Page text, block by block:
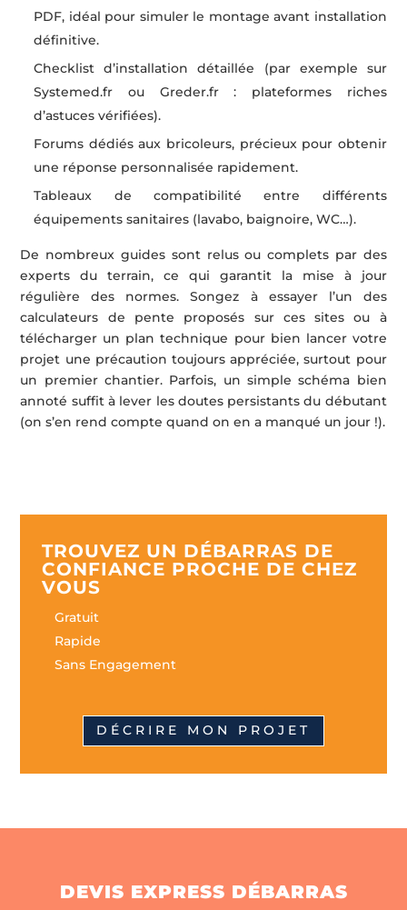
PDF, idéal pour simuler le montage avant installation
définitive.
Checklist d’installation détaillée (par exemple sur
Systemed.fr ou Greder.fr : plateformes riches
d’astuces vérifiées).
Forums dédiés aux bricoleurs, précieux pour obtenir
une réponse personnalisée rapidement.
Tableaux de compatibilité entre différents
équipements sanitaires (lavabo, baignoire, WC…).
De nombreux guides sont relus ou complets par des
experts du terrain, ce qui garantit la mise à jour
régulière des normes. Songez à essayer l’un des
calculateurs de pente proposés sur ces sites ou à
télécharger un plan technique pour bien lancer votre
projet une précaution toujours appréciée, surtout pour
un premier chantier. Parfois, un simple schéma bien
annoté suffit à lever les doutes persistants du débutant
(on s’en rend compte quand on en a manqué un jour !).
TROUVEZ UN DÉBARRAS DE
CONFIANCE PROCHE DE CHEZ
VOUS
Gratuit
Rapide
Sans Engagement
DÉCRIRE MON PROJET
DEVIS EXPRESS DÉBARRAS